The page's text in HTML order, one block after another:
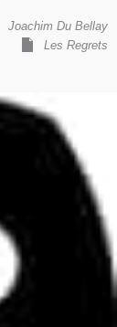
Joachim Du Bellay
Les Regrets